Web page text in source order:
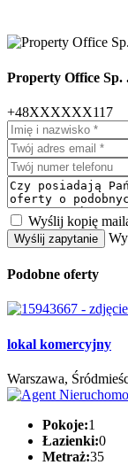
Property Office Sp.
+48XXXXXX117
Wyślij kopię
Wyślij zapytanie
Podobne oferty
lokal komercyjny
Warszawa,
Pokoje:1
Łazienki:0
Metraż:35